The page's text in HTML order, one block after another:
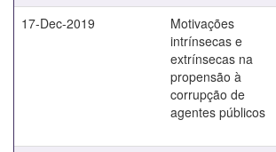
17-Dec-2019
Motivações
intrínsecas e
extrínsecas na
propensão à
corrupção de
agentes públicos